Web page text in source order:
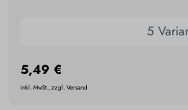
5
5,49 €
inkl. MwSt., zzgl. Versand